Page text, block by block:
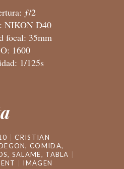
ƒ/2
NIKON D40
focal: 35mm
1600
1/125s
CRISTIAN
,COMIDA,
, SALAME, TABLA
IMAGEN